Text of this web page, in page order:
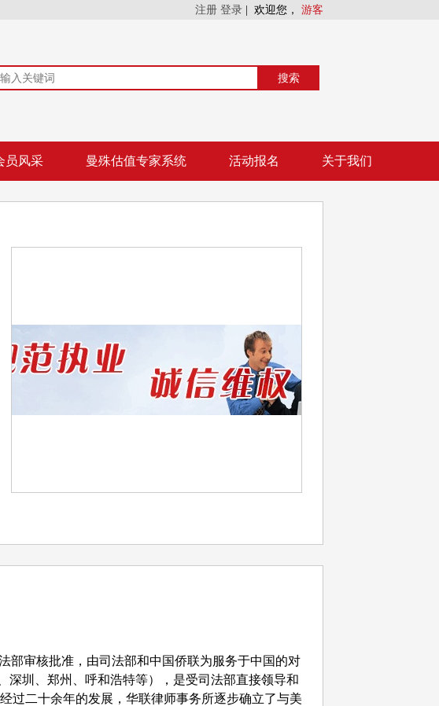
注册 登录 欢迎您， 游客
搜索
员风采 曼殊估值专家系统 活动报名 关于我们
部审核批准，由司法部和中国侨联为服务于中国的对
圳、郑州、呼和浩特等）
，是受司法部直接领导和
过二十余年的发展， 华联律师事务所逐步确立了与美